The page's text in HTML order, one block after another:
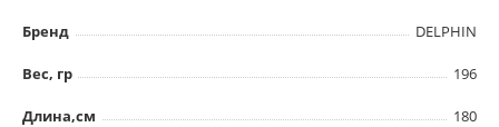
Бренд DELPHIN
Вес, гр 196
Длина,см 180